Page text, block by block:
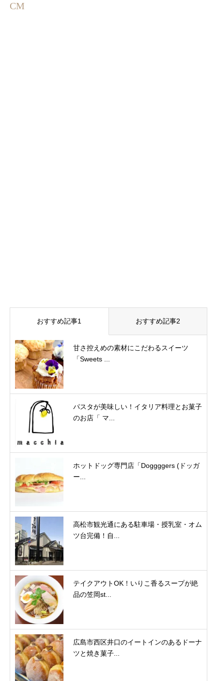
CM
おすすめ記事1 おすすめ記事2
甘さ控えめの素材にこだわるスイーツ
「Sweets ...
パスタが美味しい！イタリア料理とお菓子
のお店「 マ...
ホットドッグ専門店「Doggggers (ドッガ
ー...
高松市観光通にある駐車場・授乳室・オム
ツ台完備！自...
テイクアウトOK！いりこ香るスープが絶
品の笠岡st...
広島市西区井口のイートインのあるドーナ
ツと焼き菓子...